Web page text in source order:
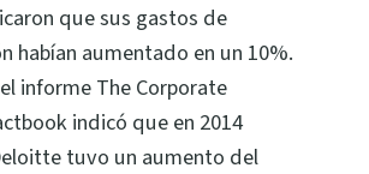
que sus gastos de
habían aumentado en un 10%.
informe The Corporate
indicó que en 2014
tuvo un aumento del